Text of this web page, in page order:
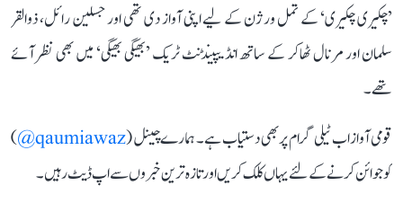
’چکیری چکیری‘ کے تمل ورژن کے لیے اپنی آواز دی تھی اور جسلین رائل، ذوالقر
سلمان اور مرنال ٹھاکر کے ساتھ انڈیپینڈنٹ ٹریک ’بھیگی بھیگی‘ میں بھی نظر آئے
تھے۔
قومی آواز اب ٹیلی گرام پر بھی دستیاب ہے۔ ہمارے چینل (qaumiawaz@
)
کو جوائن کرنے کے لئے یہاں کلک کریں اور تازہ ترین خبروں سے اپ ڈیٹ رہیں۔